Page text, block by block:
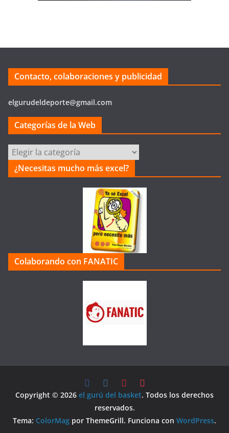
Contacto, colaboraciones y publicidad
elgurudeldeporte@gmail.com
Categorías de la Web
Categorías
de
la
¿Necesitas mucho más excel?
Colaborando con FANATIC
Copyright © 2026 el gurú del basket. Todos los derechos
reservados.
Tema: ColorMag por ThemeGrill. Funciona con WordPress.